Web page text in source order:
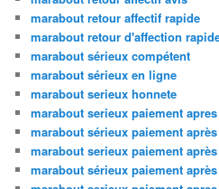
marabout retour affectif rapide
marabout retour d'affection
marabout sérieux compétent
marabout sérieux en ligne
marabout serieux honnete
marabout serieux paiement
marabout sérieux paiement
marabout serieux paiement
marabout sérieux paiement